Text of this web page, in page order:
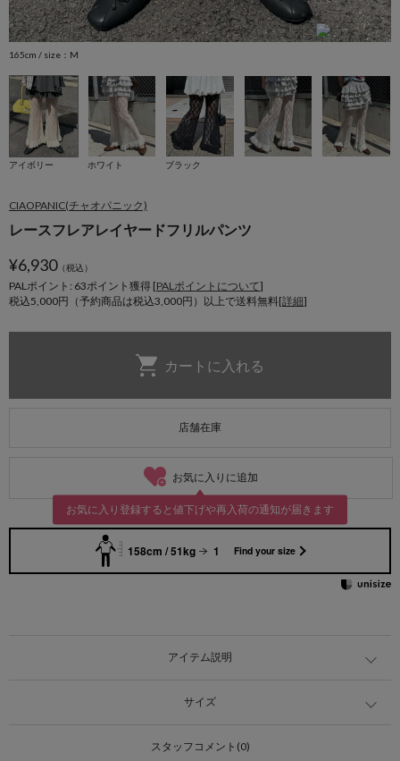
165cm / size：M
アイボリー ホワイト ブラック
CIAOPANIC(チャオパニック)
レースフレアレイヤードフリルパンツ
¥6,930（税込）
PALポイント: 63ポイント獲得 [PALポイントについて]
税込5,000円（予約商品は税込3,000円）以上で送料無料[詳細]
店舗在庫
お気に入りに追加
お気に入り登録すると値下げや再入荷の通知が届きます
158cm / 51kg 1 Find your size
アイテム説明
サイズ
スタッフコメント(0)